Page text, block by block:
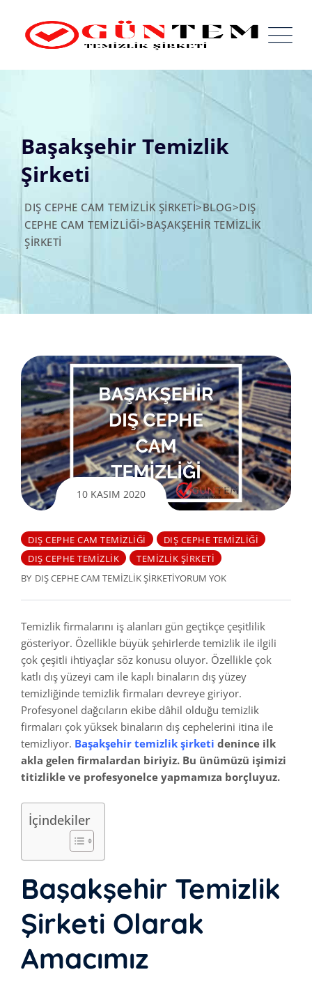
content
Başakşehir Temizlik
Şirketi
DIŞ CEPHE CAM TEMIZLIK ŞIRKETI>BLOG>DIŞ
CEPHE CAM TEMIZLIĞI>BAŞAKŞEHIR TEMIZLIK
ŞIRKETI
10 KASIM 2020
DIŞ CEPHE CAM TEMIZLIĞI
DIŞ CEPHE TEMIZLIĞI
DIŞ CEPHE TEMIZLIK
TEMIZLIK ŞIRKETI
BY DIŞ CEPHE CAM TEMIZLIK ŞIRKETIYORUM YOK
Temizlik firmalarını iş alanları gün geçtikçe çeşitlilik
gösteriyor. Özellikle büyük şehirlerde temizlik ile ilgili
çok çeşitli ihtiyaçlar söz konusu oluyor. Özellikle çok
katlı dış yüzeyi cam ile kaplı binaların dış yüzey
temizliğinde temizlik firmaları devreye giriyor.
Profesyonel dağcıların ekibe dâhil olduğu temizlik
firmaları çok yüksek binaların dış cephelerini itina ile
temizliyor. Başakşehir temizlik şirketi denince ilk
akla gelen firmalardan biriyiz. Bu ünümüzü işimizi
titizlikle ve profesyonelce yapmamıza borçluyuz.
İçindekiler
Başakşehir Temizlik
Şirketi Olarak
Amacımız